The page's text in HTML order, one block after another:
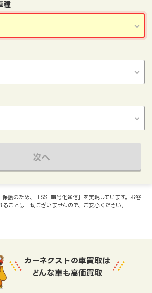
種
次へ
保護のため、「SSL暗号化通信」を実現しています。お客
ことは一切ございませんので、ご安心ください。
カーネクストの車買取は
どんな車も高価買取